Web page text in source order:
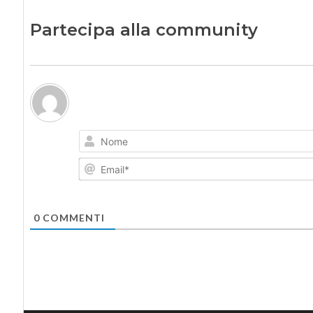
Partecipa alla community
0COMMENTI